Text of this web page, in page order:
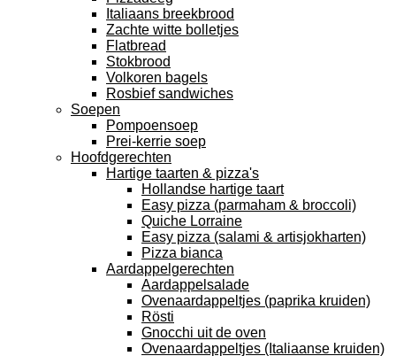
Italiaans breekbrood
Zachte witte bolletjes
Flatbread
Stokbrood
Volkoren bagels
Rosbief sandwiches
Soepen
Pompoensoep
Prei-kerrie soep
Hoofdgerechten
Hartige taarten & pizza's
Hollandse hartige taart
Easy pizza (parmaham & broccoli)
Quiche Lorraine
Easy pizza (salami & artisjokharten)
Pizza bianca
Aardappelgerechten
Aardappelsalade
Ovenaardappeltjes (paprika kruiden)
Rösti
Gnocchi uit de oven
Ovenaardappeltjes (Italiaanse kruiden)